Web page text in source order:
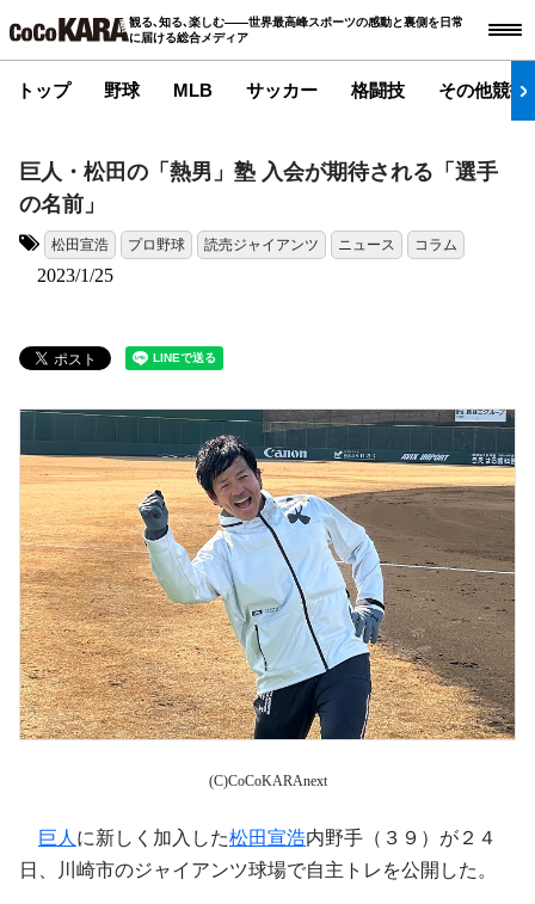
観る､知る､楽しむ――世界最高峰スポーツの感動と裏側を日常
に届ける総合メディア
トップ 野球 MLB サッカー 格闘技 その他競技
巨人・松田の「熱男」塾 入会が期待される「選手
の名前」
松田宣浩 プロ野球 読売ジャイアンツ ニュース コラム
2023/1/25
(C)CoCoKARAnext
巨人 に新しく加入した松田宣浩内野手（３９）が２４
日、川崎市のジャイアンツ球場で自主トレを公開した。